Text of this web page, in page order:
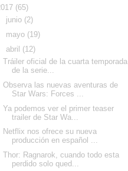
(65)
junio (2)
mayo (19)
abril (12)
Tráiler oficial de la cuarta temporada
de la serie...
Observa las nuevas aventuras de
Star Wars: Forces ...
Ya podemos ver el primer teaser
trailer de Star Wa...
Netflix nos ofrece su nueva
producción en español ...
Thor: Ragnarok, cuando todo esta
perdido solo qued...